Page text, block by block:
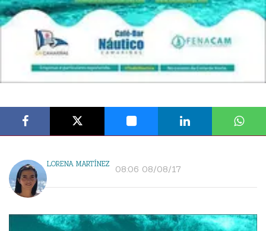
LORENA MARTÍNEZ 08:06 08/08/17